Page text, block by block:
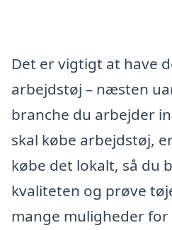
Det er vigtigt at have
arbejdstøj – næsten
branche du arbejder
skal købe arbejdstøj,
købe det lokalt, så du
kvaliteten og prøve
mange muligheder